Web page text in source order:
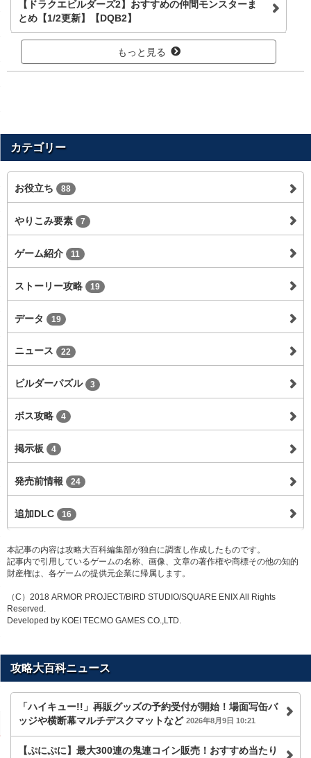
【ドラクエビルダーズ2】おすすめの仲間モンスターま
とめ【1/2更新】【DQB2】
もっと見る
カテゴリー
お役立ち 88
やりこみ要素 7
ゲーム紹介 11
ストーリー攻略 19
データ 19
ニュース 22
ビルダーパズル 3
ボス攻略 4
掲示板 4
発売前情報 24
追加DLC 16
本記事の内容は攻略大百科編集部が独自に調査し作成したものです。
記事内で引用しているゲームの名称、画像、文章の著作権や商標その他の知的
財産権は、各ゲームの提供元企業に帰属します。
（C）2018 ARMOR PROJECT/BIRD STUDIO/SQUARE ENIX All Rights
Reserved.
Developed by KOEI TECMO GAMES CO.,LTD.
攻略大百科ニュース
「ハイキュー!!」再販グッズの予約受付が開始！場面写缶バ
ッジや横断幕マルチデスクマットなど 2026年8月9日 10:21
【ぷにぷに】最大300連の鬼連コイン販売！おすすめ当たり